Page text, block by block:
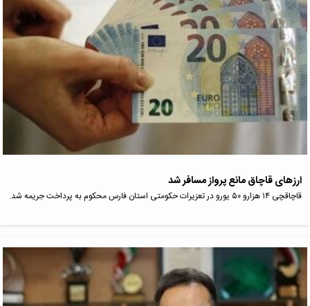
ارز‌های قاچاق مانع پرواز مسافر شد
قاچاقچی ۱۴ هزارو ۵۰ یورو در تعزیرات حکومتی استان فارس محکوم به پرداخت جریمه شد.